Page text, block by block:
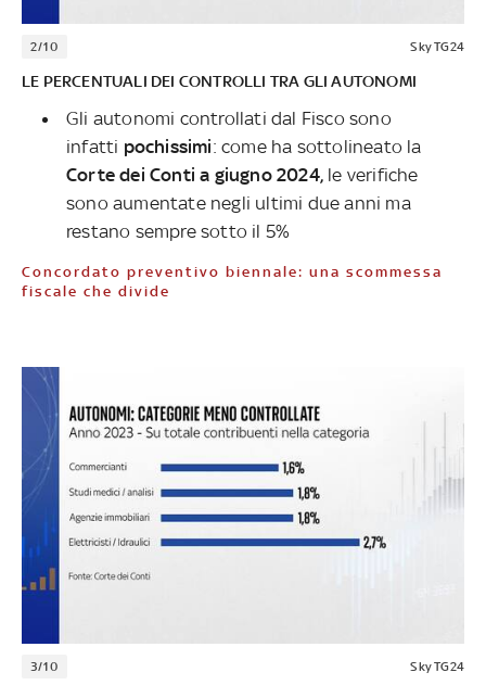
2/10 Sky TG24
LE PERCENTUALI DEI CONTROLLI TRA GLI AUTONOMI
Gli autonomi controllati dal Fisco sono
infatti pochissimi: come ha sottolineato la
Corte dei Conti a giugno 2024, le verifiche
sono aumentate negli ultimi due anni ma
restano sempre sotto il 5%
Concordato preventivo biennale: una scommessa
fiscale che divide
3/10 Sky TG24